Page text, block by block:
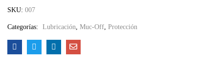
SKU: 007
Categorías: Lubricación, Muc-Off, Protección